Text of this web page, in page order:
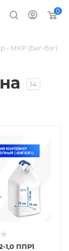
0
- МКР (Биг-Бэг)
14
1,0 ППР1